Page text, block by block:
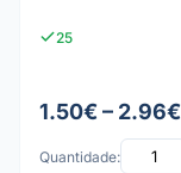
25
1.50€ – 2.96€
Quantidade: